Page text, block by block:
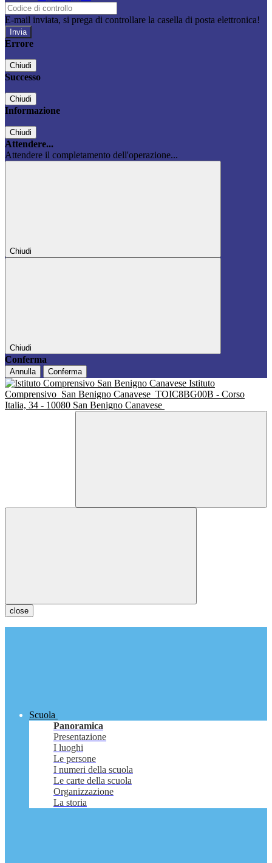
E-mail inviata, si prega di controllare la casella di posta elettronica!
Errore
Chiudi
Successo
Chiudi
Informazione
Chiudi
Attendere...
Attendere il completamento dell'operazione...
Chiudi
Chiudi
Conferma
Annulla Conferma
Istituto
Comprensivo San Benigno Canavese TOIC8BG00B - Corso
Italia, 34 - 10080 San Benigno Canavese
close
Scuola
Panoramica
Presentazione
I luoghi
Le persone
I numeri della scuola
Le carte della scuola
Organizzazione
La storia